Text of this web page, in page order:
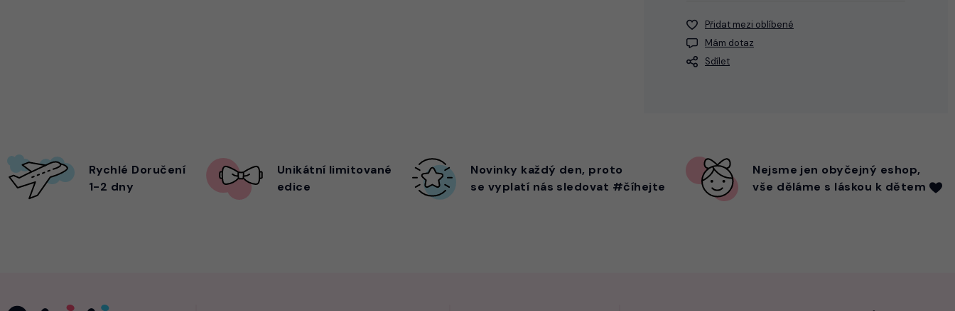
Přidat mezi oblíbené
Mám dotaz
Sdílet
Rychlé Doručení
1-2 dny
Unikátní limitované
edice
Novinky každý den, proto
se vyplatí nás sledovat #číhejte
Nejsme jen obyčejný eshop,
vše děláme s láskou k dětem